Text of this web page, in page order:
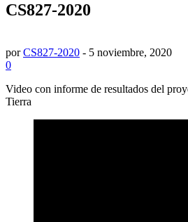
CS827-2020
porCS827-2020 - 5 noviembre, 2020
0
Video con informe de resultados del
Tierra